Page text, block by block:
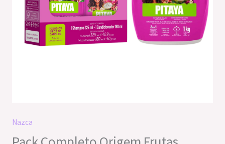
Nazca
Protección
Antioxidante
cantidad